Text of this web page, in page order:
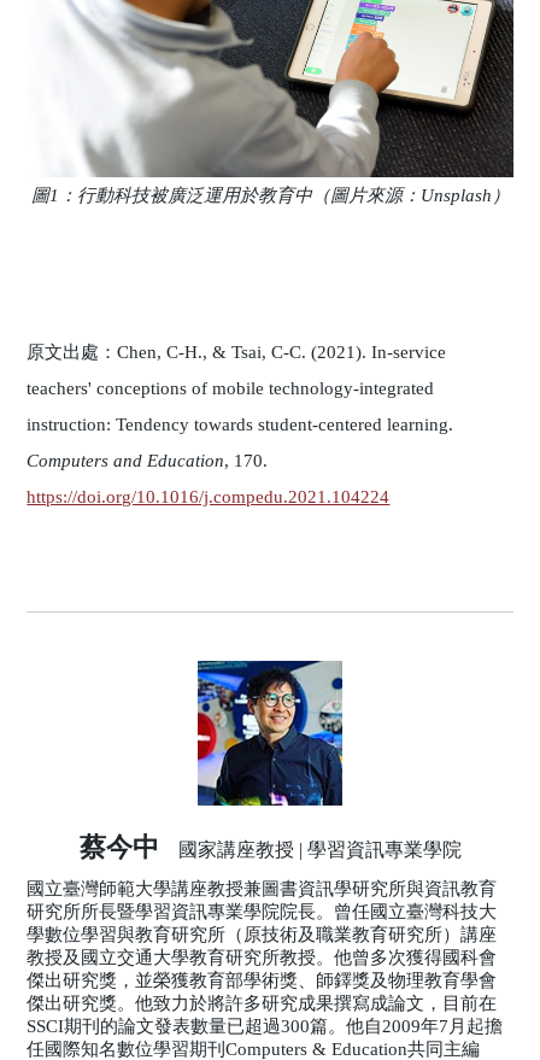
圖1：行動科技被廣泛運用於教育中（圖片來源：Unsplash）
原文出處：Chen, C-H., & Tsai, C-C. (2021). In-service
teachers' conceptions of mobile technology-integrated
instruction: Tendency towards student-centered learning.
Computers and Education, 170.
https://doi.org/10.1016/j.compedu.2021.104224
蔡今中 國家講座教授 | 學習資訊專業學院
國立臺灣師範大學講座教授兼圖書資訊學研究所與資訊教育
研究所所長暨學習資訊專業學院院長。曾任國立臺灣科技大
學數位學習與教育研究所（原技術及職業教育研究所）講座
教授及國立交通大學教育研究所教授。他曾多次獲得國科會
傑出研究獎，並榮獲教育部學術獎、師鐸獎及物理教育學會
傑出研究獎。他致力於將許多研究成果撰寫成論文，目前在
SSCI期刊的論文發表數量已超過300篇。他自2009年7月起擔
任國際知名數位學習期刊Computers & Education共同主編